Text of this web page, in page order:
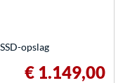
opslag
€ 1.149,00